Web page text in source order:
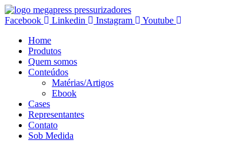
Facebook Linkedin Instagram
Youtube
Home
Produtos
Quem somos
Conteúdos
Matérias/Artigos
Ebook
Cases
Representantes
Contato
Sob Medida